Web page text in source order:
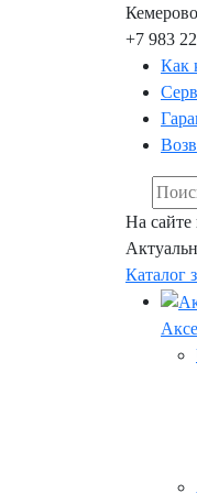
Кемерово
+7 983
Как
На сайте
Каталог